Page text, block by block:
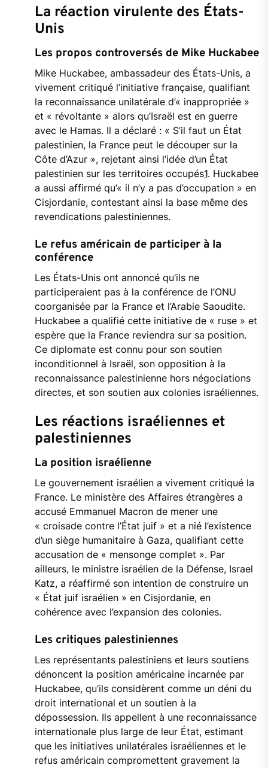
La réaction virulente des États-
Unis
Les propos controversés de Mike Huckabee
Mike Huckabee, ambassadeur des États-Unis, a
vivement critiqué l’initiative française, qualifiant
la reconnaissance unilatérale d’« inappropriée »
et « révoltante » alors qu’Israël est en guerre
avec le Hamas. Il a déclaré : « S’il faut un État
palestinien, la France peut le découper sur la
Côte d’Azur », rejetant ainsi l’idée d’un État
palestinien sur les territoires occupés1.Huckabee
a aussi affirmé qu’« il n’y a pas d’occupation » en
Cisjordanie, contestant ainsi la base même des
revendications palestiniennes.
Le refus américain de participer à la
conférence
Les États-Unis ont annoncé qu’ils ne
participeraient pas à la conférence de l’ONU
coorganisée par la France et l’Arabie Saoudite.
Huckabee a qualifié cette initiative de « ruse » et
espère que la France reviendra sur sa position.
Ce diplomate est connu pour son soutien
inconditionnel à Israël, son opposition à la
reconnaissance palestinienne hors négociations
directes, et son soutien aux colonies israéliennes.
Les réactions israéliennes et
palestiniennes
La position israélienne
Le gouvernement israélien a vivement critiqué la
France. Le ministère des Affaires étrangères a
accusé Emmanuel Macron de mener une
« croisade contre l’État juif » et a nié l’existence
d’un siège humanitaire à Gaza, qualifiant cette
accusation de « mensonge complet ». Par
ailleurs, le ministre israélien de la Défense, Israel
Katz, a réaffirmé son intention de construire un
« État juif israélien » en Cisjordanie, en
cohérence avec l’expansion des colonies.
Les critiques palestiniennes
Les représentants palestiniens et leurs soutiens
dénoncent la position américaine incarnée par
Huckabee, qu’ils considèrent comme un déni du
droit international et un soutien à la
dépossession. Ils appellent à une reconnaissance
internationale plus large de leur État, estimant
que les initiatives unilatérales israéliennes et le
refus américain compromettent gravement la